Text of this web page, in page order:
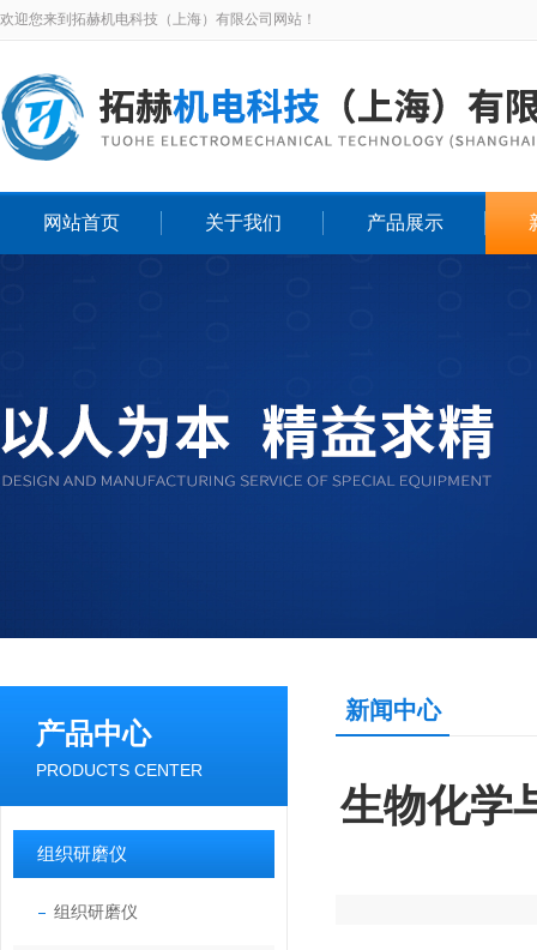
欢迎您来到拓赫机电科技（上海）有限公司网站！
网站首页 关于我们 产品展示
产品中心
PRODUCTS CENTER
组织研磨仪
组织研磨仪
新闻中心
生物化学